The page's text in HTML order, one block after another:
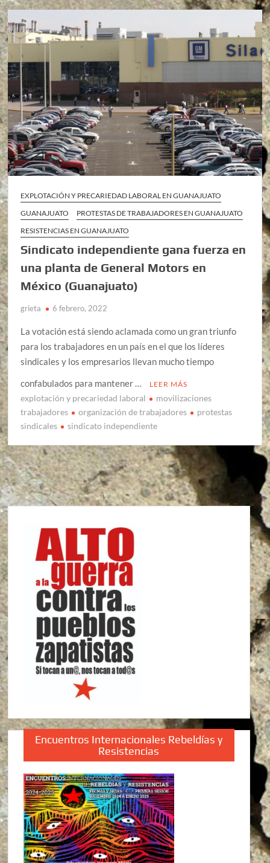
EXPLOTACIÓN Y PRECARIEDAD LABORAL EN GUANAJUATO
GUANAJUATO
PROTESTAS DE TRABAJADORES EN GUANAJUATO
RESISTENCIAS EN GUANAJUATO
Sindicato independiente gana fuerza en
una planta de General Motors en
México (Guanajuato)
grieta 6 febrero, 2022
La votación está siendo aclamada como un gran triunfo
para los trabajadores en un país en el que los líderes
sindicales y los empresarios llevan mucho tiempo
confabulados para mantener …
LEER MÁS
explotación y precariedad laboral
movilizaciones
trabajadores
organización de trabajadores
protestas
sindicales
sindicato independiente
Encuentros Internacionales Rebeldías y
Resistencias